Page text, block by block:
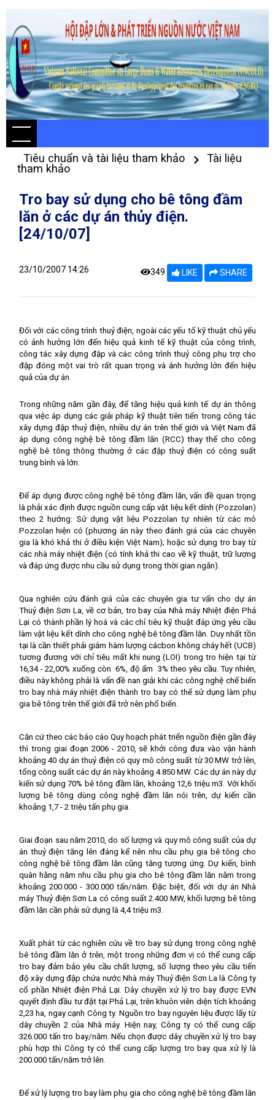
Tiêu chuẩn và tài liệu tham khảo
Tài liệu
tham khảo
Tro bay sử dụng cho bê tông đầm
lăn ở các dự án thủy điện.
[24/10/07]
23/10/2007 14:26 349 LIKE SHARE
Đối với các công trình thuỷ điện, ngoài các yếu tố kỹ thuật chủ yếu
có ảnh hưởng lớn đến hiệu quả kinh tế kỹ thuật của công trình,
công tác xây dựng đập và các công trình thuỷ công phụ trợ cho
đập đóng một vai trò rất quan trọng và ảnh hưởng lớn đến hiệu
quả của dự án.
Trong những năm gần đây, để tăng hiệu quả kinh tế dự án thông
qua việc áp dụng các giải pháp kỹ thuật tiên tiến trong công tác
xây dựng đập thuỷ điện, nhiều dự án trên thế giới và Việt Nam đã
áp dụng công nghệ bê tông đầm lăn (RCC) thay thế cho công
nghệ bê tông thông thường ở các đập thuỷ điện có công suất
trung bình và lớn.
Để áp dụng được công nghệ bê tông đầm lăn, vấn đề quan trọng
là phải xác định được nguồn cung cấp vật liệu kết dính (Pozzolan)
theo 2 hướng: Sử dụng vật liệu Pozzolan tự nhiên từ các mỏ
Pozzolan hiện có (phương án này theo đánh giá của các chuyên
gia là khó khả thi ở điều kiện Việt Nam); hoặc sử dụng tro bay từ
các nhà máy nhiệt điện (có tính khả thi cao về kỹ thuật, trữ lượng
và đáp ứng được nhu cầu sử dụng trong thời gian ngắn).
Qua nghiên cứu đánh giá của các chuyên gia tư vấn cho dự án
Thuỷ điện Sơn La, về cơ bản, tro bay của Nhà máy Nhiệt điện Phả
Lại có thành phần lý hoá và các chỉ tiêu kỹ thuật đáp ứng yêu cầu
làm vật liệu kết dính cho công nghệ bê tông đầm lăn. Duy nhất tồn
tại là cần thiết phải giảm hàm lượng cácbon không cháy hết (UCB)
tương đương với chỉ tiêu mất khi nung (LOI) trong tro hiện tại từ
16,34 - 22,00% xuống còn 6%, độ ẩm 3% theo yêu cầu. Tuy nhiên,
điều này không phải là vấn đề nan giải khi các công nghệ chế biến
tro bay nhà máy nhiệt điện thành tro bay có thể sử dụng làm phụ
gia bê tông trên thế giới đã trở nên phổ biến.
Căn cứ theo các báo cáo Quy hoạch phát triển nguồn điện gần đây
thì trong giai đoạn 2006 - 2010, sẽ khởi công đưa vào vận hành
khoảng 40 dự án thuỷ điện có quy mô công suất từ 30 MW trở lên,
tổng công suất các dự án này khoảng 4.850 MW. Các dự án này dự
kiến sử dụng 70% bê tông đầm lăn, khoảng 12,6 triệu m3. Với khối
lượng bê tông dùng công nghệ đầm lăn nói trên, dự kiến cần
khoảng 1,7 - 2 triệu tấn phụ gia.
Giai đoạn sau năm 2010, do số lượng và quy mô công suất của dự
án thuỷ điện tăng lên đáng kể nên nhu cầu phụ gia bê tông cho
công nghệ bê tông đầm lăn cũng tăng tương ứng. Dự kiến, bình
quân hằng năm nhu cầu phụ gia cho bê tông đầm lăn nằm trong
khoảng 200.000 - 300.000 tấn/năm. Đặc biệt, đối với dự án Nhà
máy Thuỷ điện Sơn La có công suất 2.400 MW, khối lượng bê tông
đầm lăn cần phải sử dụng là 4,4 triệu m3.
Xuất phát từ các nghiên cứu về tro bay sử dụng trong công nghệ
bê tông đầm lăn ở trên, một trong những đơn vị có thể cung cấp
tro bay đảm bảo yêu cầu chất lượng, số lượng theo yêu cầu tiến
độ xây dựng đập chứa nước Nhà máy Thuỷ điện Sơn La là Công ty
cổ phần Nhiệt điện Phả Lại. Dây chuyền xử lý tro bay được EVN
quyết định đầu tư đặt tại Phả Lại, trên khuôn viên diện tích khoảng
2,23 ha, ngay cạnh Công ty. Nguồn tro bay nguyên liệu được lấy từ
dây chuyền 2 của Nhà máy. Hiện nay, Công ty có thể cung cấp
326.000 tấn tro bay/năm. Nếu chọn được dây chuyền xử lý tro bay
phù hợp thì Công ty có thể cung cấp lượng tro bay qua xử lý là
200.000 tấn/năm trở lên.
Để xử lý lượng tro bay làm phụ gia cho công nghệ bê tông đầm lăn